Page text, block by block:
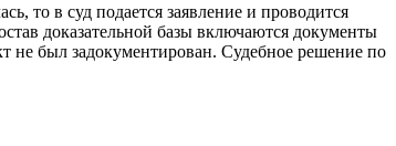
то в суд подается заявление и проводится
доказательной базы включаются документы
не был задокументирован. Судебное решение по